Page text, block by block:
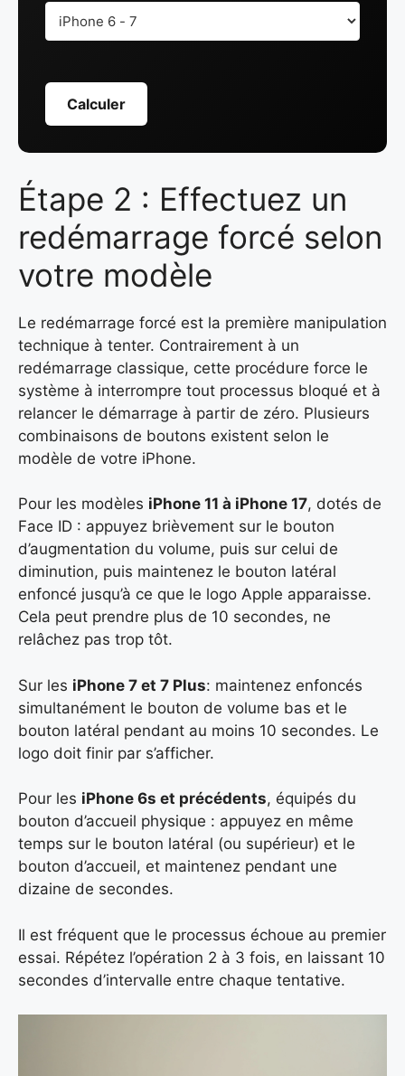
Calculer
Étape 2 : Effectuez un
redémarrage forcé selon
votre modèle
Le redémarrage forcé est la première manipulation
technique à tenter. Contrairement à un
redémarrage classique, cette procédure force le
système à interrompre tout processus bloqué et à
relancer le démarrage à partir de zéro. Plusieurs
combinaisons de boutons existent selon le
modèle de votre iPhone.
Pour les modèles iPhone 11 à iPhone 17, dotés de
Face ID : appuyez brièvement sur le bouton
d’augmentation du volume, puis sur celui de
diminution, puis maintenez le bouton latéral
enfoncé jusqu’à ce que le logo Apple apparaisse.
Cela peut prendre plus de 10 secondes, ne
relâchez pas trop tôt.
Sur les iPhone 7 et 7 Plus: maintenez enfoncés
simultanément le bouton de volume bas et le
bouton latéral pendant au moins 10 secondes. Le
logo doit finir par s’afficher.
Pour les iPhone 6s et précédents, équipés du
bouton d’accueil physique : appuyez en même
temps sur le bouton latéral (ou supérieur) et le
bouton d’accueil, et maintenez pendant une
dizaine de secondes.
Il est fréquent que le processus échoue au premier
essai. Répétez l’opération 2 à 3 fois, en laissant 10
secondes d’intervalle entre chaque tentative.